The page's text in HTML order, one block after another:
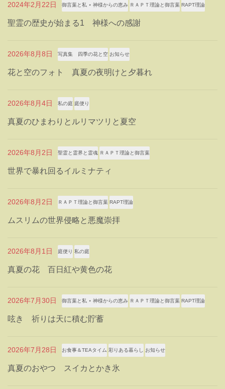
2024年2月22日 御言葉と私 ⋆ 神様からの恵み ＲＡＰＴ理論と御言葉 RAPT理論
聖霊の歴史が始まる1 神様への感謝
2026年8月8日 写真集 四季の花と空 お知らせ
花と空のフォト 真夏の夜明けと夕暮れ
2026年8月4日 私の庭 庭便り
真夏のひまわりとルリマツリと夏空
2026年8月2日 聖霊と霊界と霊魂 ＲＡＰＴ理論と御言葉
世界で暴れ回るイルミナティ
2026年8月2日 ＲＡＰＴ理論と御言葉 RAPT理論
ムスリムの世界侵略と悪魔崇拝
2026年8月1日 庭便り 私の庭
真夏の花 百日紅や黄色の花
2026年7月30日 御言葉と私 ⋆ 神様からの恵み ＲＡＰＴ理論と御言葉 RAPT理論
呟き 祈りは天に積む貯蓄
2026年7月28日 お食事＆TEAタイム 彩りある暮らし お知らせ
真夏のおやつ スイカとかき氷